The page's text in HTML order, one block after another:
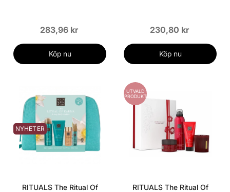
283,96 kr
Köp nu
230,80 kr
Köp nu
NYHETER
RITUALS The Ritual Of
UTVALD
PRODUKT
RITUALS The Ritual Of